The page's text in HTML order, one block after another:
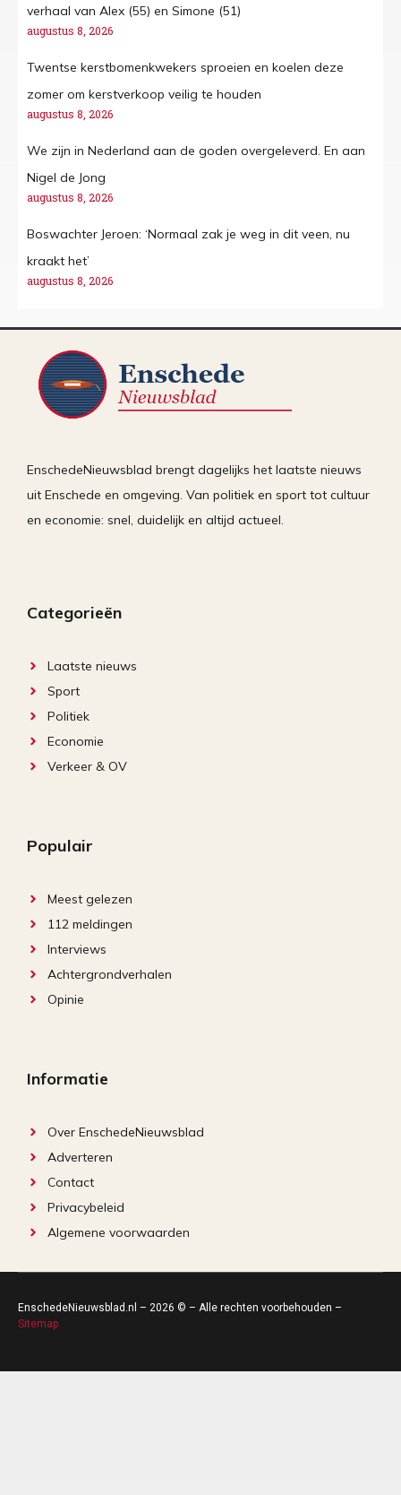
verhaal van Alex (55) en Simone (51)
augustus 8, 2026
Twentse kerstbomenkwekers sproeien en koelen deze
zomer om kerstverkoop veilig te houden
augustus 8, 2026
We zijn in Nederland aan de goden overgeleverd. En aan
Nigel de Jong
augustus 8, 2026
Boswachter Jeroen: ‘Normaal zak je weg in dit veen, nu
kraakt het’
augustus 8, 2026
EnschedeNieuwsblad brengt dagelijks het laatste nieuws
uit Enschede en omgeving. Van politiek en sport tot cultuur
en economie: snel, duidelijk en altijd actueel.
Categorieën
Laatste nieuws
Sport
Politiek
Economie
Verkeer & OV
Populair
Meest gelezen
112 meldingen
Interviews
Achtergrondverhalen
Opinie
Informatie
Over EnschedeNieuwsblad
Adverteren
Contact
Privacybeleid
Algemene voorwaarden
EnschedeNieuwsblad.nl – 2026 © – Alle rechten voorbehouden –
Sitemap